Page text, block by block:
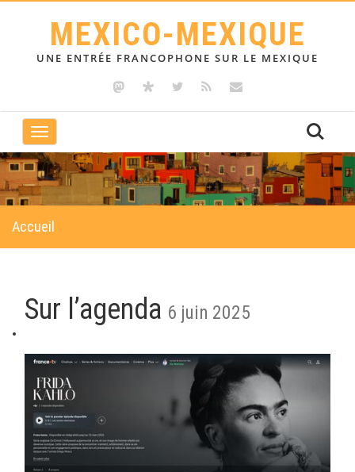
MEXICO-MEXIQUE
UNE ENTRÉE FRANCOPHONE SUR LE MEXIQUE
Toggle
navigation
Accueil
Sur l’agenda 6 juin 2025